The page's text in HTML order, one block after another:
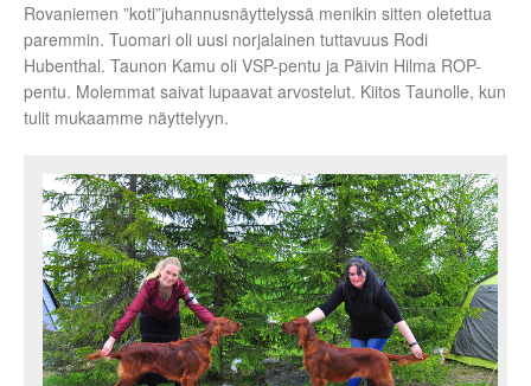
Rovaniemen ”koti”juhannusnäyttelyssä menikin sitten oletettua
paremmin. Tuomari oli uusi norjalainen tuttavuus Rodi
Hubenthal. Taunon Kamu oli VSP-pentu ja Päivin Hilma ROP-
pentu. Molemmat saivat lupaavat arvostelut. Kiitos Taunolle, kun
tulit mukaamme näyttelyyn.